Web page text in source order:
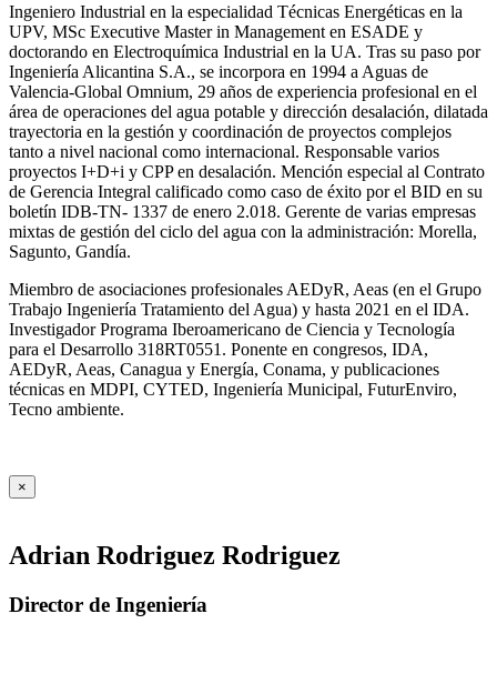
Ingeniero Industrial en la especialidad Técnicas Energéticas en la
UPV, MSc Executive Master in Management en ESADE y
doctorando en Electroquímica Industrial en la UA. Tras su paso por
Ingeniería Alicantina S.A., se incorpora en 1994 a Aguas de
Valencia-Global Omnium, 29 años de experiencia profesional en el
área de operaciones del agua potable y dirección desalación, dilatada
trayectoria en la gestión y coordinación de proyectos complejos
tanto a nivel nacional como internacional. Responsable varios
proyectos I+D+i y CPP en desalación. Mención especial al Contrato
de Gerencia Integral calificado como caso de éxito por el BID en su
boletín IDB-TN- 1337 de enero 2.018. Gerente de varias empresas
mixtas de gestión del ciclo del agua con la administración: Morella,
Sagunto, Gandía.
Miembro de asociaciones profesionales AEDyR, Aeas (en el Grupo
Trabajo Ingeniería Tratamiento del Agua) y hasta 2021 en el IDA.
Investigador Programa Iberoamericano de Ciencia y Tecnología
para el Desarrollo 318RT0551. Ponente en congresos, IDA,
AEDyR, Aeas, Canagua y Energía, Conama, y publicaciones
técnicas en MDPI, CYTED, Ingeniería Municipal, FuturEnviro,
Tecno ambiente.
×
Adrian Rodriguez Rodriguez
Director de Ingeniería